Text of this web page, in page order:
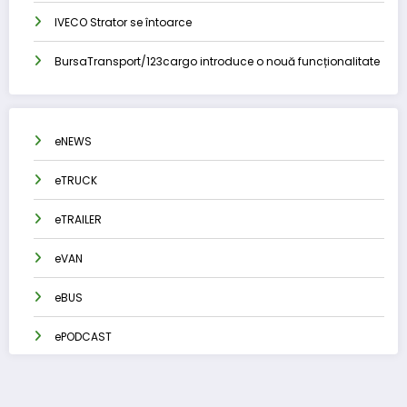
IVECO Strator se întoarce
BursaTransport/123cargo introduce o nouă funcționalitate
eNEWS
eTRUCK
eTRAILER
eVAN
eBUS
ePODCAST